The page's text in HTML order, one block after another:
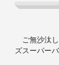
ご無沙汰し
ズスーパー